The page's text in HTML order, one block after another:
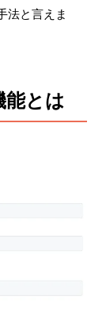
法と言えま
とは